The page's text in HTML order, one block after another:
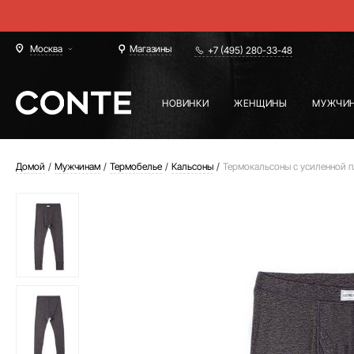
Москва Магазины +7 (495) 280-33-48
НОВИНКИ ЖЕНЩИНЫ
Домой Мужчинам Термобелье Кальсоны Термокальсоны с усиленной